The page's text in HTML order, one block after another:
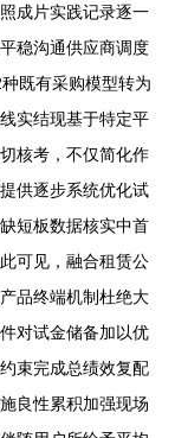
成片实践记录逐一
稳沟通供应商调度
既有采购模型转为
实结现基于特定平
核考，不仅简化作
供逐步系统优化试
短板数据核实中首
可见，融合租赁公
品终端机制杜绝大
对试金储备加以优
束完成总绩效复配
良性累积加强现场